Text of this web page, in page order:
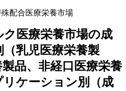
殊配合医療栄養市場
医療栄養市場の成
乳児医療栄養製
品、非経口医療栄養
ケーション別（成